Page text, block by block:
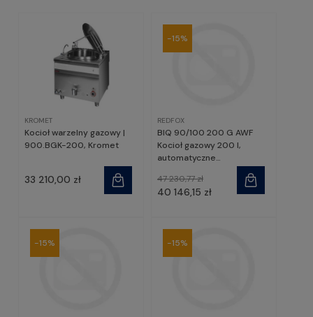
KROMET
Kocioł warzelny gazowy |
900.BGK-200, Kromet
33 210,00 zł
REDFOX
BIQ 90/100 200 G AWF
Kocioł gazowy 200 l,
automatyczne
40 146,15 zł
47 230,77 zł
-15%
-15% -15%